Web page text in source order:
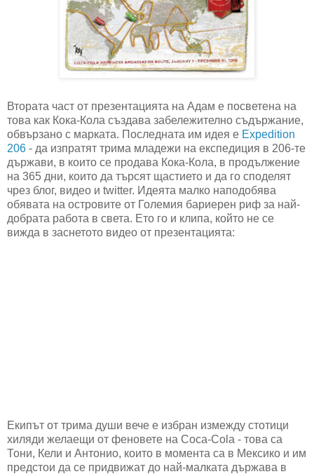
Втората част от презентацията на Адам е посветена на
това как Кока-Кола създава забележително съдържание,
обвързано с марката. Последната им идея е Expedition
206 - да изпратят трима младежи на експедиция в 206-те
държави, в които се продава Кока-Кола, в продължение
на 365 дни, които да търсят щастието и да го споделят
чрез блог, видео и twitter. Идеята малко наподобява
обявата на островите от Големия бариерен риф за най-
добрата работа в света. Ето го и клипа, който не се
вижда в заснетото видео от презентацията:
Екипът от трима души вече е избран измежду стотици
хиляди желаещи от феновете на Coca-Cola - това са
Тони, Кели и Антонио, които в момента са в Мексико и им
предстои да се придвижат до най-малката държава в